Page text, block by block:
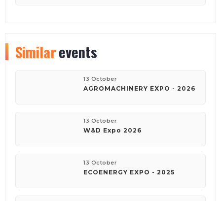
Similarevents
13 October
AGROMACHINERY EXPO - 2026
13 October
W&D Expo 2026
13 October
ECOENERGY EXPO - 2025